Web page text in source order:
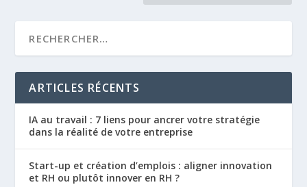
ARTICLES RÉCENTS
IA au travail : 7 liens pour ancrer votre stratégie
dans la réalité de votre entreprise
Start-up et création d’emplois : aligner innovation
et RH ou plutôt innover en RH ?